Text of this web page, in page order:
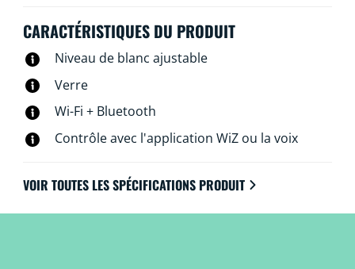
configurations Wi-Fi.
CARACTÉRISTIQUES DU PRODUIT
Niveau de blanc ajustable
Verre
Wi-Fi + Bluetooth
Contrôle avec l'application WiZ ou la voix
VOIR TOUTES LES SPÉCIFICATIONS PRODUIT